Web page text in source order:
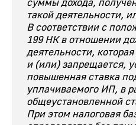
суммы дохода,
такой деятельности,
В соответствии с
199 НК в отношении
деятельности,
и (или) запрещается,
повышенная ставка
уплачиваемого ИП, в
общеустановленной
При этом налоговая